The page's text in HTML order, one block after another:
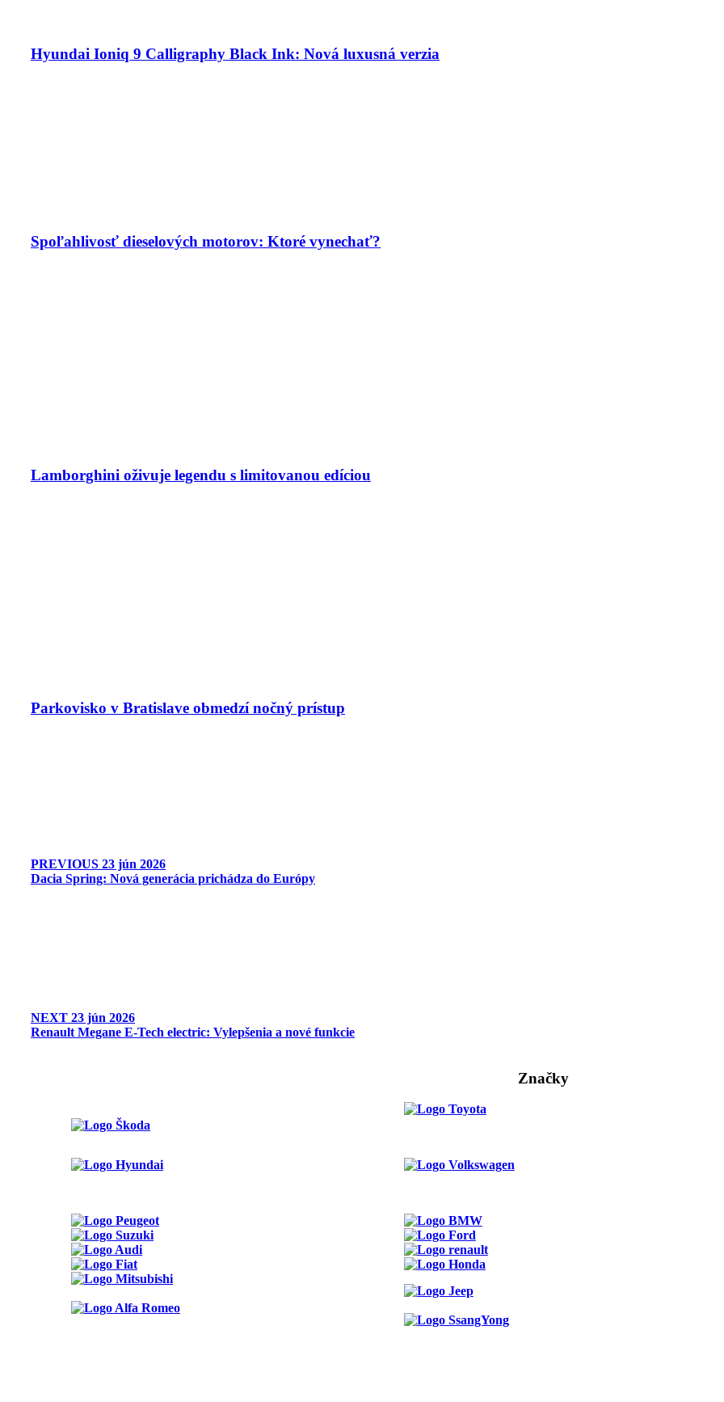
Hyundai Ioniq 9 Calligraphy Black Ink: Nová luxusná verzia
Spoľahlivosť dieselových motorov: Ktoré vynechať?
Lamborghini oživuje legendu s limitovanou edíciou
Parkovisko v Bratislave obmedzí nočný prístup
PREVIOUS 23 jún 2026
Dacia Spring: Nová generácia prichádza do Európy
NEXT 23 jún 2026
Renault Megane E-Tech electric: Vylepšenia a nové funkcie
Značky